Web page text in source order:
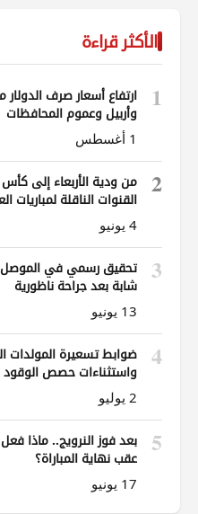
الأكثر قراءة
1
ارتفاع أسعار صرف الدولار
وأربيل وعموم المحافظات
1 أغسطس
2
القنوات الناقلة لمباريات
4 يونيو
3
تحقيق رسمي في الموصل
شابة بعد جراحة ناظورية
13 يونيو
4
ضوابط تسعيرة المولدات
واستثناءات حصص الوقود
2 يوليو
5
بعد فوز النرويج.. ماذا
عقب نهاية المباراة؟
17 يونيو